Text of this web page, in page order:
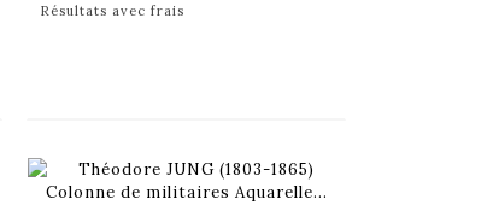
Résultats avec frais